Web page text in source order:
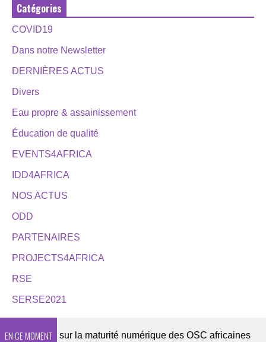
Catégories
COVID19
Dans notre Newsletter
DERNIÈRES ACTUS
Divers
Eau propre & assainissement
Éducation de qualité
EVENTS4AFRICA
IDD4AFRICA
NOS ACTUS
ODD
PARTENAIRES
PROJECTS4AFRICA
RSE
SERSE2021
EN CE MOMENT
2026 sur la maturité numérique des OSC africaines